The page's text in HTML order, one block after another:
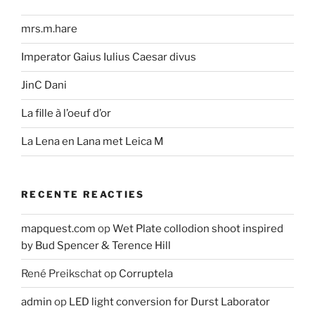
mrs.m.hare
Imperator Gaius Iulius Caesar divus
JinC Dani
La fille à l’oeuf d’or
La Lena en Lana met Leica M
RECENTE REACTIES
mapquest.com opWet Plate collodion shoot inspired
by Bud Spencer & Terence Hill
René Preikschatop Corruptela
admin op LED light conversion for Durst Laborator